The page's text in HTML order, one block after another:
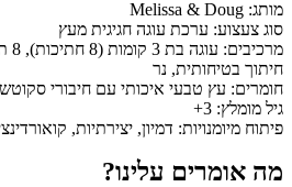
ערכת עוגה חגיגית מעץ
מרכיבים: עוגה בת 3
נר
עץ טבעי איכותי עם חיבורי סקוטש
3+
דמיון, יצירתיות, קואורדינציה,
עלינו?